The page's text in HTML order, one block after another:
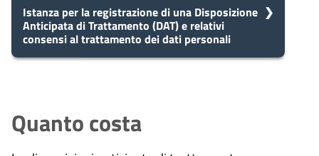
la tua domanda in 5 giorni.
essere necessarie integrazioni. Il
comune ti invierà una richiesta di
5
giorni
Presa in carico
Dopo aver presentato la tua
richiesta, il comune avvia il
procedimento e prenderà in carico
10 Eventuale richiesta di
integrazioni
Istanza per la registrazione di una Disposizione
Anticipata di Trattamento (DAT) e relativi
consensi al trattamento dei dati personali
procedimento e prenderà in carico
la tua domanda in 5 giorni.
Quanto costa